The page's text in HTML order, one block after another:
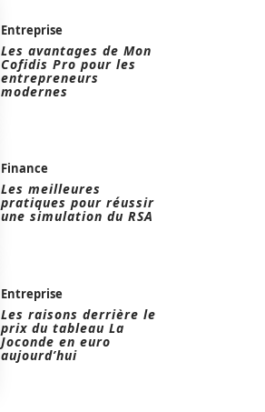
Entreprise
Les avantages de Mon
Cofidis Pro pour les
entrepreneurs
modernes
Finance
Les meilleures
pratiques pour réussir
une simulation du RSA
Entreprise
Les raisons derrière le
prix du tableau La
Joconde en euro
aujourd’hui